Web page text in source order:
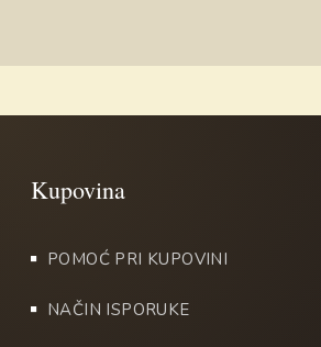
POMOĆ PRI KUPOVINI
NAČIN ISPORUKE